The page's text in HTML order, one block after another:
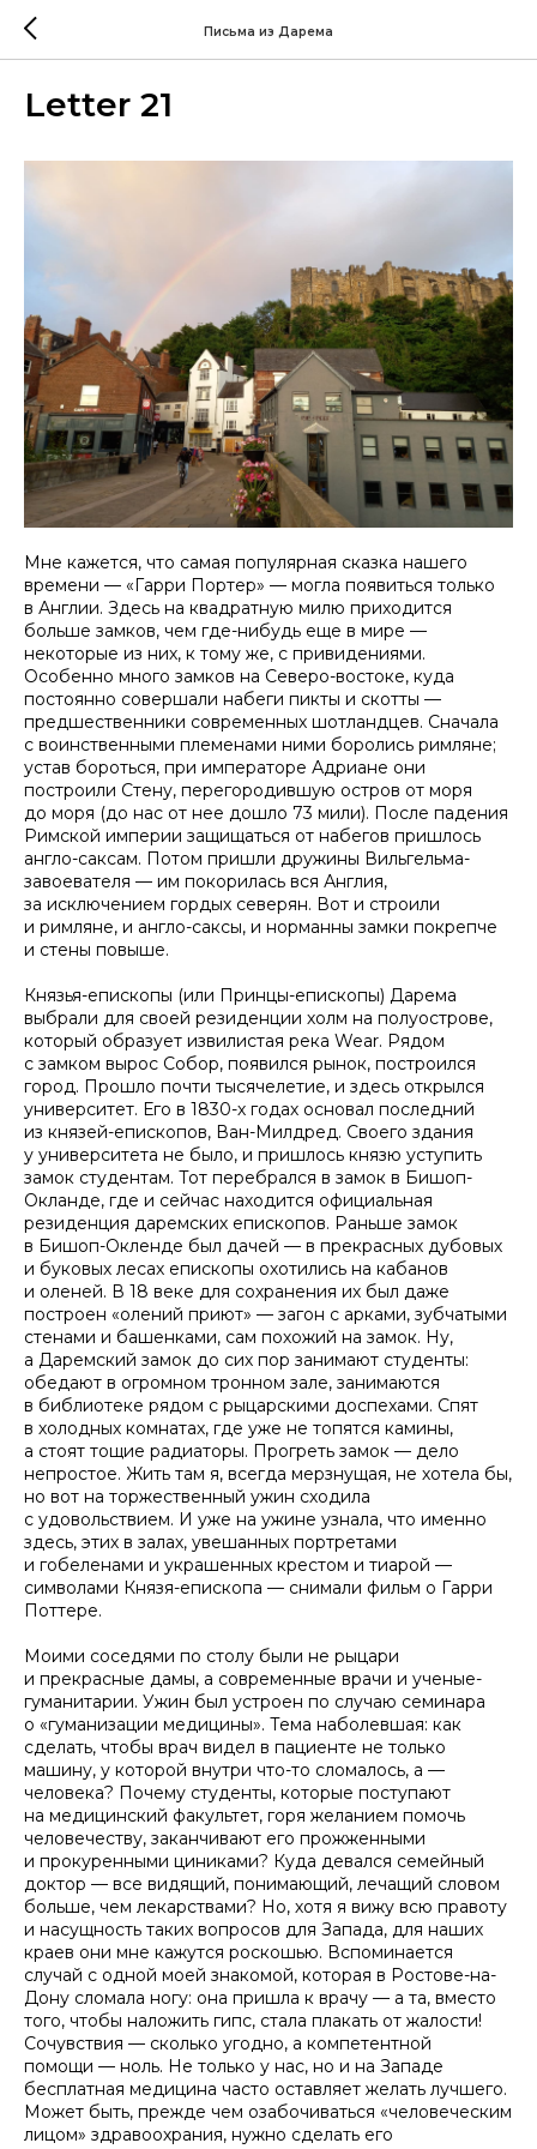
Письма из Дарема
Letter 21
Мне кажется, что самая популярная сказка нашего
времени — «Гарри Портер» — могла появиться только
в Англии. Здесь на квадратную милю приходится
больше замков, чем где-нибудь еще в мире —
некоторые из них, к тому же, с привидениями.
Особенно много замков на Северо-востоке, куда
постоянно совершали набеги пикты и скотты —
предшественники современных шотландцев. Сначала
с воинственными племенами ними боролись римляне;
устав бороться, при императоре Адриане они
построили Стену, перегородившую остров от моря
до моря (до нас от нее дошло 73 мили). После падения
Римской империи защищаться от набегов пришлось
англо-саксам. Потом пришли дружины Вильгельма-
завоевателя — им покорилась вся Англия,
за исключением гордых северян. Вот и строили
и римляне, и англо-саксы, и норманны замки покрепче
и стены повыше.
Князья-епископы (или Принцы-епископы) Дарема
выбрали для своей резиденции холм на полуострове,
который образует извилистая река Wear. Рядом
с замком вырос Собор, появился рынок, построился
город. Прошло почти тысячелетие, и здесь открылся
университет. Его в 1830-х годах основал последний
из князей-епископов, Ван-Милдред. Своего здания
у университета не было, и пришлось князю уступить
замок студентам. Тот перебрался в замок в Бишоп-
Окланде, где и сейчас находится официальная
резиденция даремских епископов. Раньше замок
в Бишоп-Окленде был дачей — в прекрасных дубовых
и буковых лесах епископы охотились на кабанов
и оленей. В 18 веке для сохранения их был даже
построен «олений приют» — загон с арками, зубчатыми
стенами и башенками, сам похожий на замок. Ну,
а Даремский замок до сих пор занимают студенты:
обедают в огромном тронном зале, занимаются
в библиотеке рядом с рыцарскими доспехами. Спят
в холодных комнатах, где уже не топятся камины,
а стоят тощие радиаторы. Прогреть замок — дело
непростое. Жить там я, всегда мерзнущая, не хотела бы,
но вот на торжественный ужин сходила
с удовольствием. И уже на ужине узнала, что именно
здесь, этих в залах, увешанных портретами
и гобеленами и украшенных крестом и тиарой —
символами Князя-епископа — снимали фильм о Гарри
Поттере.
Моими соседями по столу были не рыцари
и прекрасные дамы, а современные врачи и ученые-
гуманитарии. Ужин был устроен по случаю семинара
о «гуманизации медицины». Тема наболевшая: как
сделать, чтобы врач видел в пациенте не только
машину, у которой внутри что-то сломалось, а —
человека? Почему студенты, которые поступают
на медицинский факультет, горя желанием помочь
человечеству, заканчивают его прожженными
и прокуренными циниками? Куда девался семейный
доктор — все видящий, понимающий, лечащий словом
больше, чем лекарствами? Но, хотя я вижу всю правоту
и насущность таких вопросов для Запада, для наших
краев они мне кажутся роскошью. Вспоминается
случай с одной моей знакомой, которая в Ростове-на-
Дону сломала ногу: она пришла к врачу — а та, вместо
того, чтобы наложить гипс, стала плакать от жалости!
Сочувствия — сколько угодно, а компетентной
помощи — ноль. Не только у нас, но и на Западе
бесплатная медицина часто оставляет желать лучшего.
Может быть, прежде чем озабочиваться «человеческим
лицом» здравоохрания, нужно сделать его